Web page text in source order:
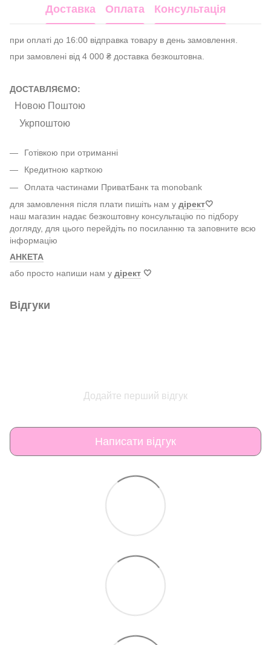
Доставка Оплата Консультація
при оплаті до 16:00 відправка товару в день замовлення.
при замовлені від 4 000 ₴ доставка безкоштовна.
ДОСТАВЛЯЄМО:
Новою Поштою
Укрпоштою
Готівкою при отриманні
Кредитною карткою
Оплата частинами ПриватБанк та monobank
для замовлення після плати пишіть нам у дірект🤍
наш магазин надає безкоштовну консультацію по підбору
догляду, для цього перейдіть по посиланню та заповните всю
інформацію
АНКЕТА
або просто напиши нам у дірект 🤍
Відгуки
Додайте перший відгук
Написати відгук